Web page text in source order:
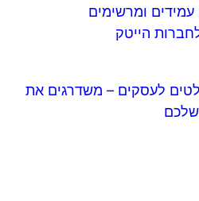
ומרשימים
הייטק
לעסקים – משדרגים את